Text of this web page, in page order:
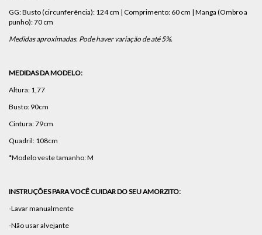
GG: Busto (circunferência): 124 cm | Comprimento: 60 cm | Manga (Ombro a
punho): 70 cm
Medidas aproximadas. Pode haver variação de até 5%.
MEDIDAS DA MODELO:
Altura: 1,77
Busto: 90cm
Cintura: 79cm
Quadril: 108cm
*Modelo veste tamanho: M
INSTRUÇÕES PARA VOCÊ CUIDAR DO SEU AMORZITO:
-Lavar manualmente
-Não usar alvejante